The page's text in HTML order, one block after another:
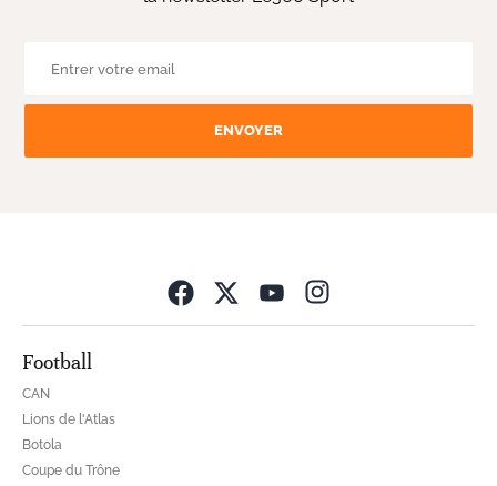
ENVOYER
Football
CAN
Lions de l'Atlas
Botola
Coupe du Trône